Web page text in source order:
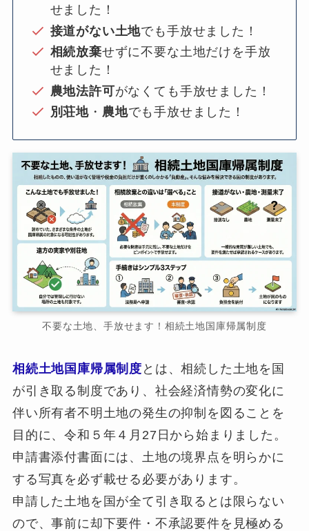
せました！
接道がない土地でも手放せました！
相続放棄せずに不要な土地だけを手放
せました！
農地法許可がなくても手放せました！
別荘地 ・ 農地でも手放せました！
不要な土地、手放せます！相続土地国庫帰属制度
相続土地国庫帰属制度 とは、相続した土地を国
が引き取る制度であり、社会経済情勢の変化に
伴い所有者不明土地の発生の抑制を図ることを
目的に、令和５年４月27日から始まりました。
申請書添付書面には、土地の境界点を明らかに
する写真を必ず載せる必要があります。
申請した土地を国が全て引き取るとは限らない
ので、事前に却下要件・不承認要件を見極める